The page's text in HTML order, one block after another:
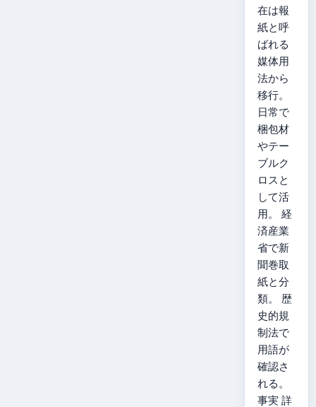
在は報
紙と呼
ばれる
媒体用
法から
移行。
日常で
梱包材
やテー
ブルク
ロスと
して活
用。 経
済産業
省で新
聞巻取
紙と分
類。 歴
史的規
制法で
用語が
確認さ
れる。
事実 詳